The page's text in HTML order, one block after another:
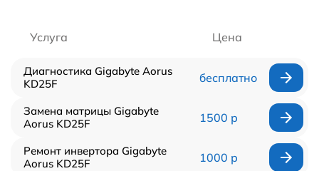
Услуга Цена
Диагностика Gigabyte Aorus
KD25F
бесплатно
Замена матрицы Gigabyte
Aorus KD25F
1500 р
Ремонт инвертора Gigabyte
Aorus KD25F
1000 р